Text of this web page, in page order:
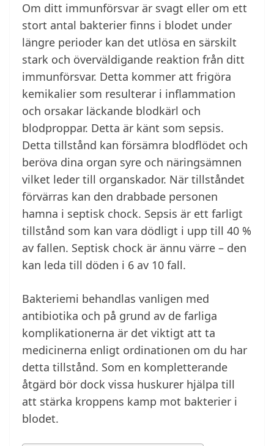
Om ditt immunförsvar är svagt eller om ett
stort antal bakterier finns i blodet under
längre perioder kan det utlösa en särskilt
stark och överväldigande reaktion från ditt
immunförsvar. Detta kommer att frigöra
kemikalier som resulterar i inflammation
och orsakar läckande blodkärl och
blodproppar. Detta är känt som sepsis.
Detta tillstånd kan försämra blodflödet och
beröva dina organ syre och näringsämnen
vilket leder till organskador. När tillståndet
förvärras kan den drabbade personen
hamna i septisk chock. Sepsis är ett farligt
tillstånd som kan vara dödligt i upp till 40 %
av fallen. Septisk chock är ännu värre – den
kan leda till döden i 6 av 10 fall.
Bakteriemi behandlas vanligen med
antibiotika och på grund av de farliga
komplikationerna är det viktigt att ta
medicinerna enligt ordinationen om du har
detta tillstånd. Som en kompletterande
åtgärd bör dock vissa huskurer hjälpa till
att stärka kroppens kamp mot bakterier i
blodet.